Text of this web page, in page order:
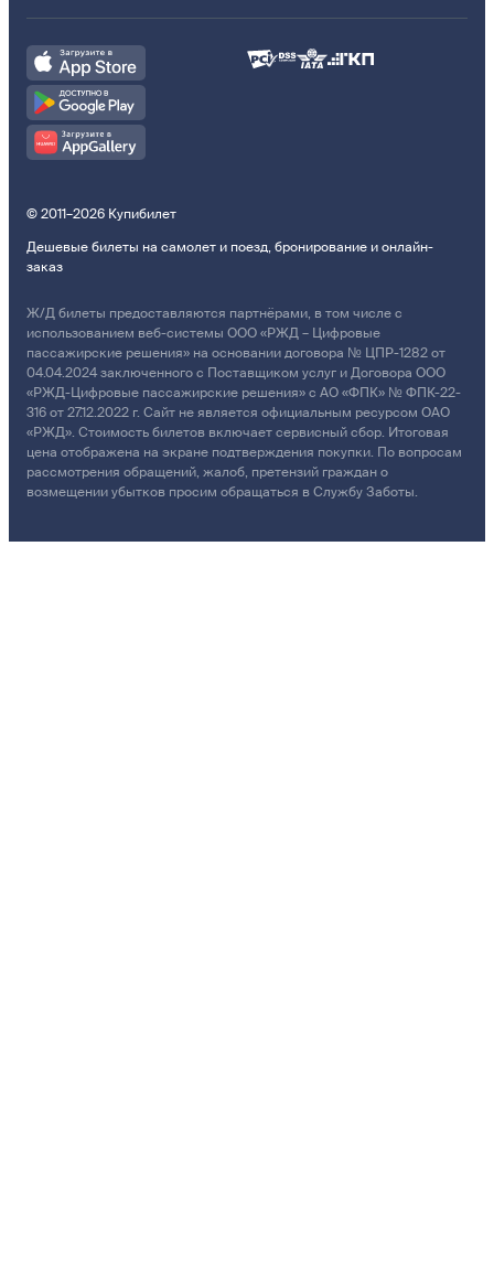
© 2011–2026 Купибилет
Дешевые билеты на самолет и поезд, бронирование и онлайн-
заказ
Ж/Д билеты предоставляются партнёрами, в том числе с
использованием веб-системы ООО «РЖД – Цифровые
пассажирские решения» на основании договора № ЦПР-1282 от
04.04.2024 заключенного с Поставщиком услуг и Договора ООО
«РЖД-Цифровые пассажирские решения» с АО «ФПК» № ФПК-22-
316 от 27.12.2022 г. Сайт не является официальным ресурсом ОАО
«РЖД». Стоимость билетов включает сервисный сбор. Итоговая
цена отображена на экране подтверждения покупки. По вопросам
рассмотрения обращений, жалоб, претензий граждан о
возмещении убытков просим обращаться в Службу Заботы.